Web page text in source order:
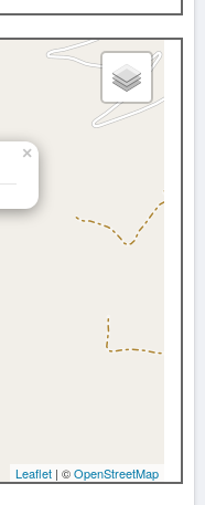
×
Leaflet | ©OpenStreetMap